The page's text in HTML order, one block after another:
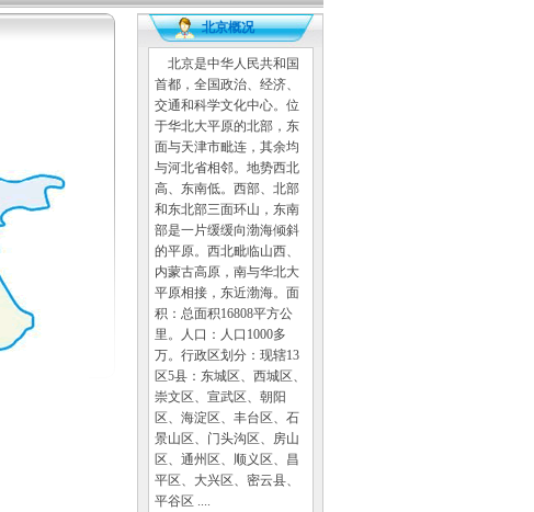
北京概况
北京是中华人民共和国
首都，全国政治、经济、
交通和科学文化中心。位
于华北大平原的北部，东
面与天津市毗连，其余均
与河北省相邻。地势西北
高、东南低。西部、北部
和东北部三面环山，东南
部是一片缓缓向渤海倾斜
的平原。西北毗临山西、
内蒙古高原，南与华北大
平原相接，东近渤海。面
积：总面积16808平方公
里。人口：人口1000多
万。行政区划分：现辖13
区5县：东城区、西城区、
崇文区、宣武区、朝阳
区、海淀区、丰台区、石
景山区、门头沟区、房山
区、通州区、顺义区、昌
平区、大兴区、密云县、
平谷区 ....